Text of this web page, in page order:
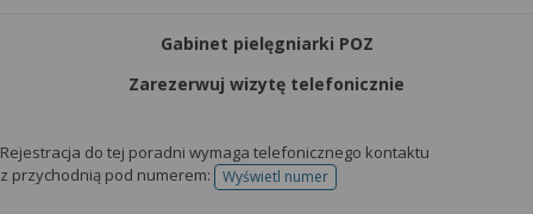
Gabinet pielęgniarki POZ
Zarezerwuj wizytę telefonicznie
Rejestracja do tej poradni wymaga telefonicznego kontaktu
z przychodnią pod numerem:
Wyświetl numertelefonu do rejestracji